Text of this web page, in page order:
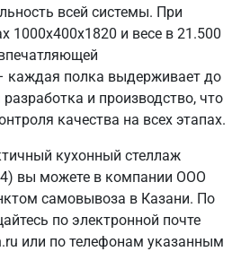
всей системы. При
1000х400х1820 и весе в 21.500
каждая полка выдерживает до
и производство, что
качества на всех этапах.
кухонный стеллаж
вы можете в компании ООО
самовывоза в Казани. По
по электронной почте
или по телефонам указанным